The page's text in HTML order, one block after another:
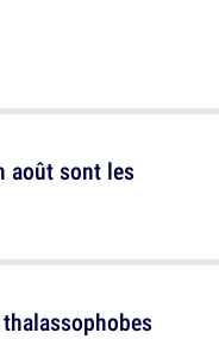
août sont les